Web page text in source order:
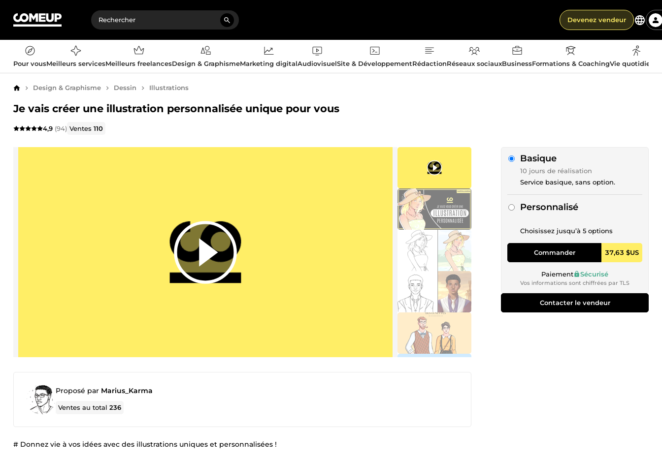
Devenez vendeur
Pour vousMeilleurs servicesMeilleurs freelancesDesign & GraphismeMarketing digitalAudiovisuelSite & DéveloppementRédactionRéseaux sociauxBusinessFormations & CoachingVie
AccueilDesign & Graphisme Dessin Illustrations
Je vais créer une illustration personnalisée unique pour vous
4,9 (94) Ventes110
Proposé par Marius_Karma
Ventes au total236
# Donnez vie à vos idées avec des illustrations uniques et personnalisées !
Basique
10 jours de réalisation
Service basique, sans option.
Personnalisé
Choisissez jusqu’à 5 options
Commander 37,63 $US
Paiement Sécurisé
Vos informations sont chiffrées par TLS
Contacter le vendeur